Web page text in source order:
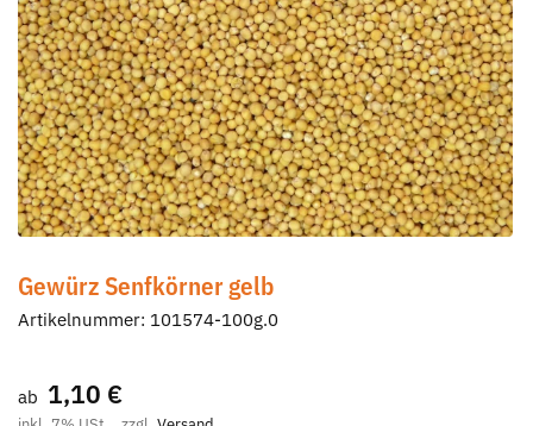
Gewürz Senfkörner gelb
Artikelnummer: 101574-100g.0
ab 1,10 €